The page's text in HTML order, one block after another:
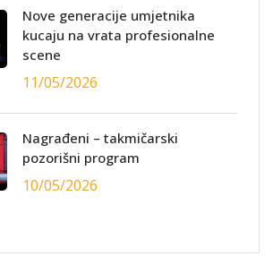
Nove generacije umjetnika
kucaju na vrata profesionalne
scene
11/05/2026
Nagrađeni – takmičarski
pozorišni program
10/05/2026